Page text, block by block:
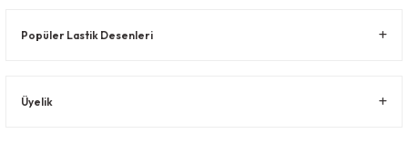
Popüler Lastik Desenleri
Üyelik